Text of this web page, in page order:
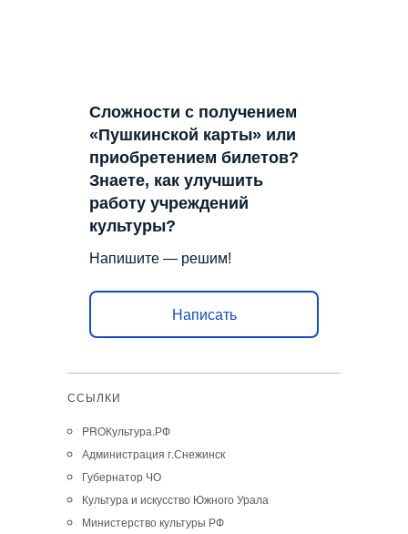
Сложности с получением
«Пушкинской карты» или
приобретением билетов?
Знаете, как улучшить
работу учреждений
культуры?
Напишите — решим!
Написать
ССЫЛКИ
PROКультура.РФ
Администрация г.Снежинск
Губернатор ЧО
Культура и искусство Южного Урала
Министерство культуры РФ